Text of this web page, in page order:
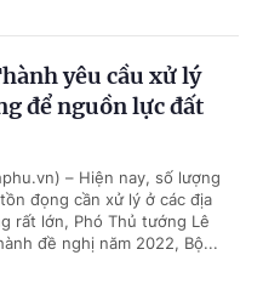
yêu cầu xử lý
để nguồn lực đất
– Hiện nay, số lượng
đọng cần xử lý ở các địa
rất lớn, Phó Thủ tướng Lê
đề nghị năm 2022, Bộ...